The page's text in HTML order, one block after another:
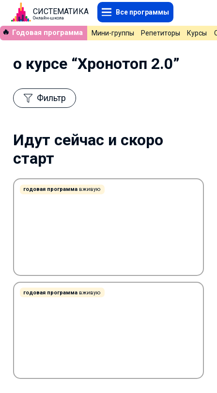
СИСТЕМАТИКА
Онлайн-школа
Все программы
🔥 Годовая программа Мини-группы Репетиторы Курсы
о курсе “Хронотоп 2.0”
Фильтр
Идут сейчас и скоро
старт
годовая программа вживую
годовая программа вживую